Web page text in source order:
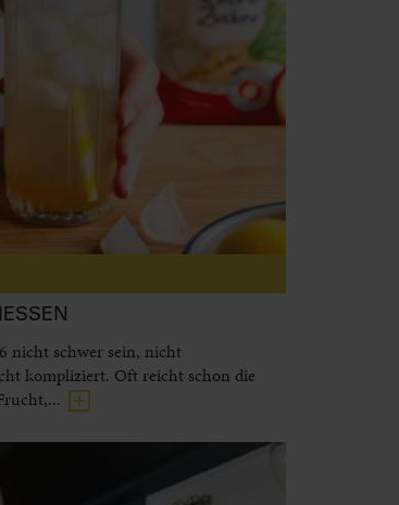
nicht schwer sein, nicht
kompliziert. Oft reicht schon die